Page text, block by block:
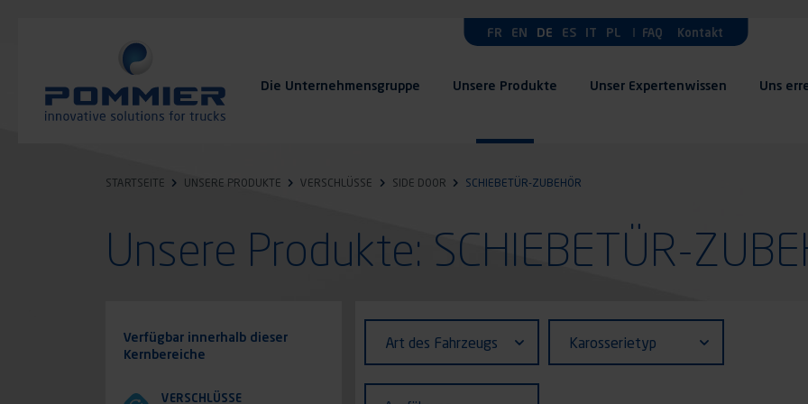
FR EN DE ES IT PL FAQ Kontakt
Die Unternehmensgruppe Unsere Produkte Unser Expertenwissen Uns
STARTSEITE UNSERE PRODUKTE VERSCHLÜSSE SIDE DOOR SCHIEBETÜR-ZUBEHÖR
Unsere Produkte: SCHIEBETÜR-
des
Fahrzeugs
Art des Fahrzeugs Karosserietyp
Verfügbar innerhalb dieser
Kernbereiche
VERSCHLÜSSE